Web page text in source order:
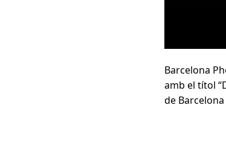
Barcelona
amb el títol
de